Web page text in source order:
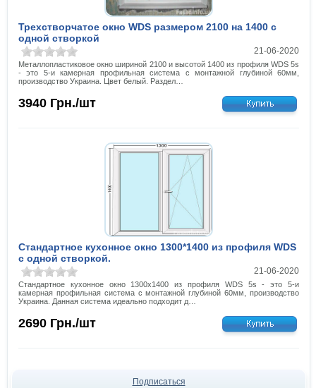
Трехстворчатое окно WDS размером 2100 на 1400 с
одной створкой
21-06-2020
Металлопластиковое окно шириной 2100 и высотой 1400 из профиля WDS 5s
- это 5-и камерная профильная система с монтажной глубиной 60мм,
производство Украина. Цвет белый. Раздел…
3940 Грн./шт
Стандартное кухонное окно 1300*1400 из профиля WDS
с одной створкой.
21-06-2020
Стандартное кухонное окно 1300х1400 из профиля WDS 5s - это 5-и
камерная профильная система с монтажной глубиной 60мм, производство
Украина. Данная система идеально подходит д…
2690 Грн./шт
Подписаться